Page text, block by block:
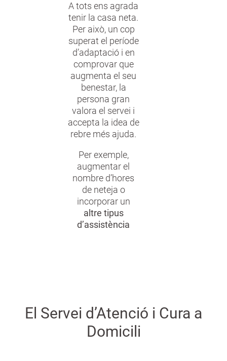
A tots ens agrada
tenir la casa neta.
Per això, un cop
superat el període
d’adaptació i en
comprovar que
augmenta el seu
benestar, la
persona gran
valora el servei i
accepta la idea de
rebre més ajuda.
Per exemple,
augmentar el
nombre d’hores
de neteja o
incorporar un
altre tipus
d’assistència
El Servei d’Atenció i Cura a
Domicili